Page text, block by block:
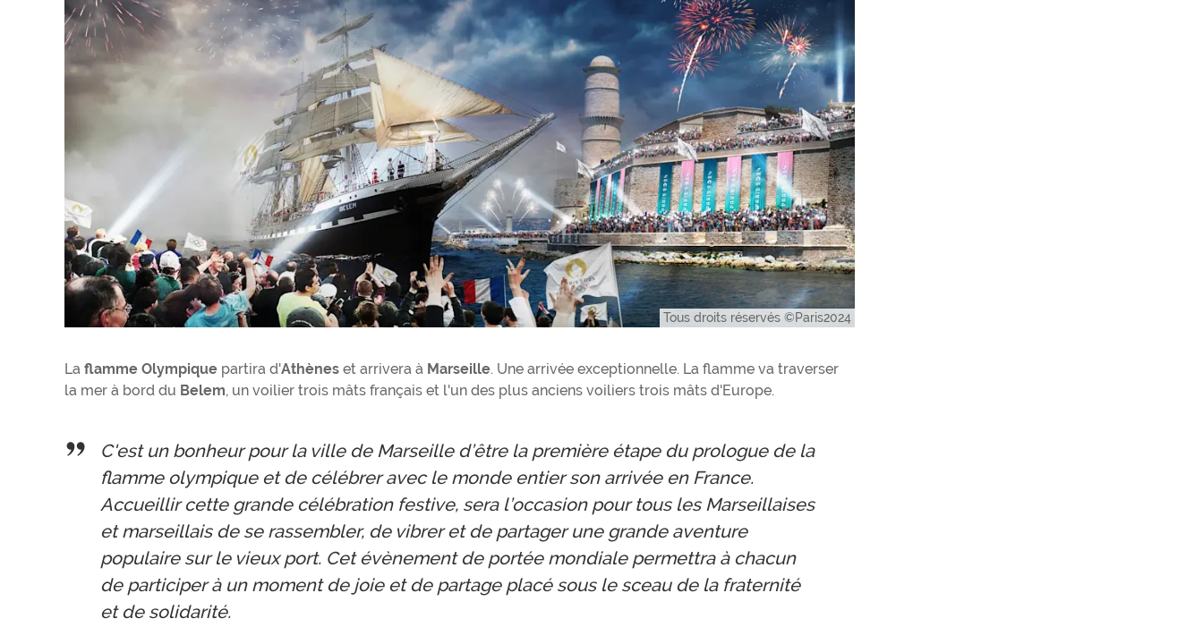
Tous droits réservés ©Paris2024
La flamme Olympique partira d'Athènes et arrivera à Marseille. Une arrivée exceptionnelle. La flamme va traverser
la mer à bord du Belem, un voilier trois mâts français et l'un des plus anciens voiliers trois mâts d'Europe.
C'est un bonheur pour la ville de Marseille d’être la première étape du prologue de la
flamme olympique et de célébrer avec le monde entier son arrivée en France.
Accueillir cette grande célébration festive, sera l’occasion pour tous les Marseillaises
et marseillais de se rassembler, de vibrer et de partager une grande aventure
populaire sur le vieux port. Cet évènement de portée mondiale permettra à chacun
de participer à un moment de joie et de partage placé sous le sceau de la fraternité
et de solidarité.